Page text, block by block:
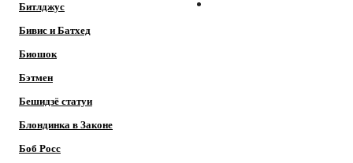
Битлджус
Бивис и Батхед
Биошок
Бэтмен
Бешидзё статуи
Блондинка в Законе
Боб Росс